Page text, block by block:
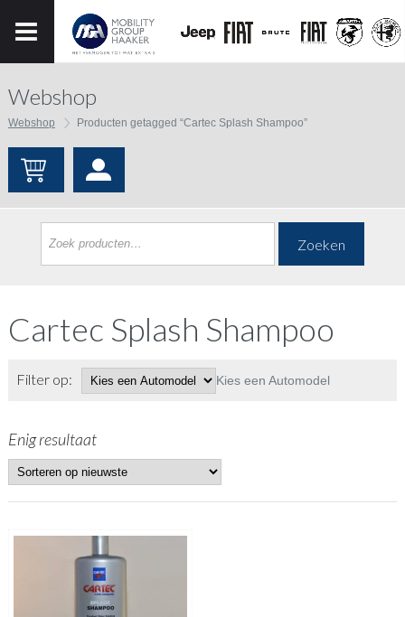
Webshop
Webshop Producten getagged “Cartec Splash Shampoo”
Zoeken
Cartec Splash Shampoo
Filter op: Kies een Automodel
Enig resultaat